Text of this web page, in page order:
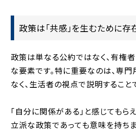
政策は「共感」を生むために存
政策は単なる公約ではなく、有権
な要素です。特に重要なのは、専
なく、生活者の視点で説明すること
「自分に関係がある」と感じてもら
立派な政策であっても意味を持ち